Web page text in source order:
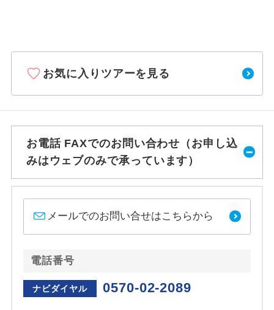
お気に入りツアーを見る
お電話 FAXでのお問い合わせ（お申し込
みはウェブのみで承っています）
メールでのお問い合せはこちらから
電話番号
ナビダイヤル 0570-02-2089